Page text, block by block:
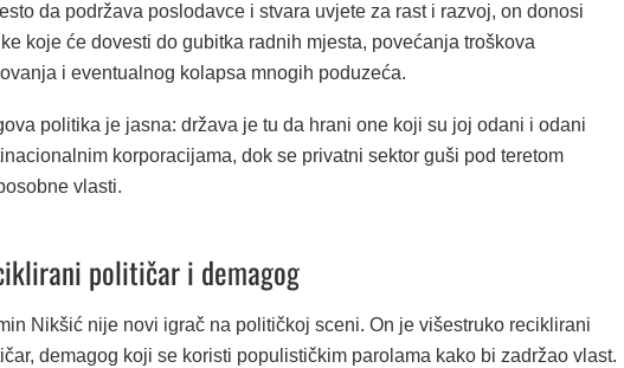
da podržava poslodavce i stvara uvjete za rast i razvoj, on donosi
koje će dovesti do gubitka radnih mjesta, povećanja troškova
i eventualnog kolapsa mnogih poduzeća.
politika je jasna: država je tu da hrani one koji su joj odani i odani
korporacijama, dok se privatni sektor guši pod teretom
vlasti.
političar i demagog
Nikšić nije novi igrač na političkoj sceni. On je višestruko reciklirani
demagog koji se koristi populističkim parolama kako bi zadržao vlast.